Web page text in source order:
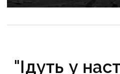
"Ідуть у